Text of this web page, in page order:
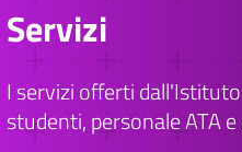
Servizi
I servizi offerti
studenti, personale ATA